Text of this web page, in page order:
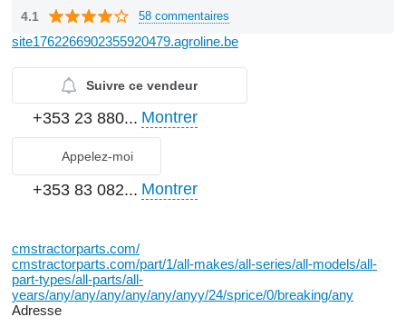
4.1 58 commentaires
site1762266902355920479.agroline.be
Suivre ce vendeur
+353 23 880... Montrer
Appelez-moi
+353 83 082... Montrer
cmstractorparts.com/
cmstractorparts.com/part/1/all-makes/all-series/all-models/all-
part-types/all-parts/all-
years/any/any/any/any/any/anyy/24/sprice/0/breaking/any
Adresse